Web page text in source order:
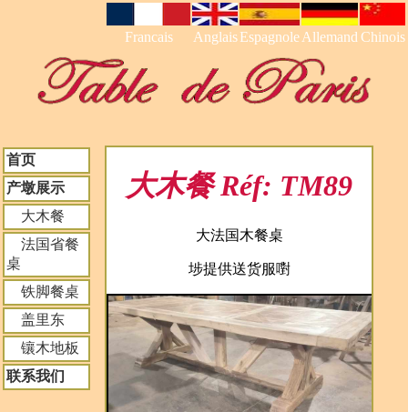
Francais Anglais EspagnoleAllemand Chinois
首页
产墩展示
大木餐
法国省餐
桌
铁脚餐桌
盖里东
镶木地板
联系我们
大木餐 Réf: TM89
大法国木餐桌
埗提供送货服嚉